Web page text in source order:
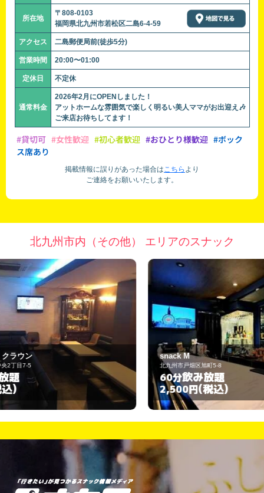
所在地
〒808-0103
福岡県北九州市若松区二島6-4-59
アクセス 二島郵便局前(徒歩5分)
営業時間 20:00〜01:00
定休日 不定休
通常料金
2026年2月にOPENしました！
アットホームな雰囲気で楽しく明るい美人ママがお出迎え🎶
ご来店お待ちしてます！
#貸切可 #女性歓迎 #初心者歓迎 #おひとり様歓迎 #ボック
ス席あり
掲載情報に誤りがあった場合はこちら より
ご連絡をお願いいたします。
北九州市内（その他） エリアのスナック
snack M
北九州市戸畑区旭町5-8
60分 飲み放題
2,500円(税込)